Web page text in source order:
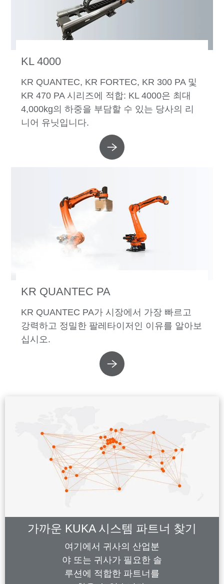
KL 4000
KR QUANTEC, KR FORTEC, KR 300 PA 및
KR 470 PA 시리즈에 적합: KL 4000은 최대
4,000kg의 하중을 부담할 수 있는 당사의 리
니어 유닛입니다.
KR QUANTEC PA
KR QUANTEC PA가 시장에서 가장 빠르고
강력하고 정밀한 팔레타이저인 이유를 알아보
십시오.
가까운 KUKA 시스템 파트너 찾기
여기에서 귀사의 산업분
야 또는 귀사가 필요한 솔
루션에 적합한 파트너를